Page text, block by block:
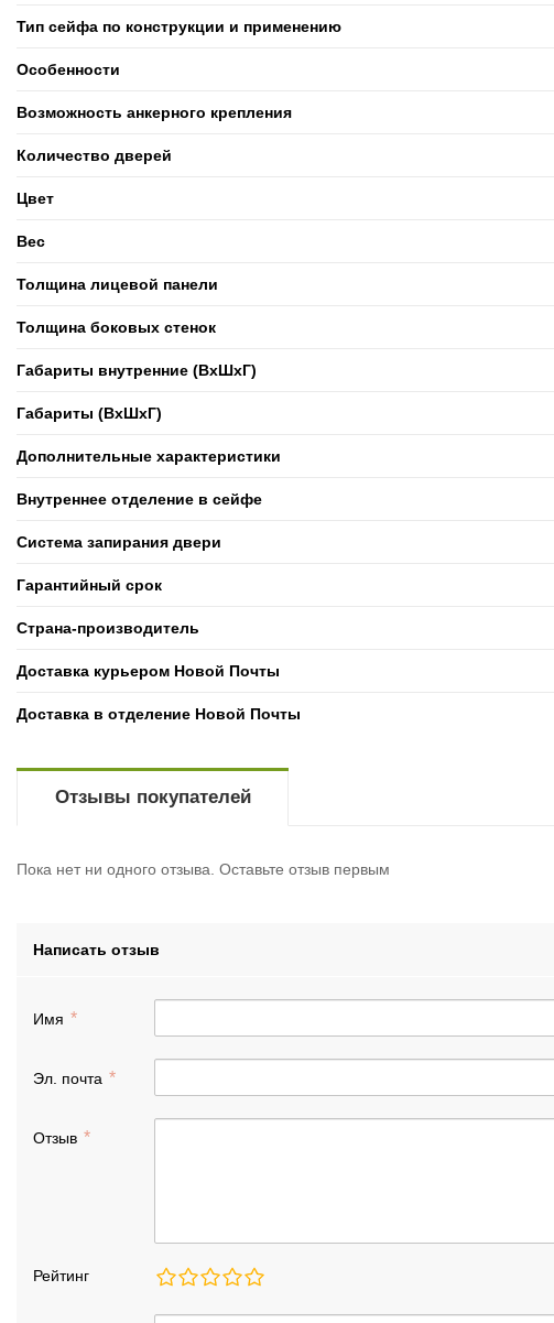
Тип сейфа по конструкции и применению
Особенности
Возможность анкерного крепления
Количество дверей
Цвет
Вес
Толщина лицевой панели
Толщина боковых стенок
Габариты внутренние (ВxШxГ)
Габариты (ВxШxГ)
Дополнительные характеристики
Внутреннее отделение в сейфе
Система запирания двери
Гарантийный срок
Страна-производитель
Доставка курьером Новой Почты
Доставка в отделение Новой Почты
Отзывы покупателей
Пока нет ни одного отзыва. Оставьте отзыв первым
Написать отзыв
Имя
Эл. почта
Отзыв
Рейтинг